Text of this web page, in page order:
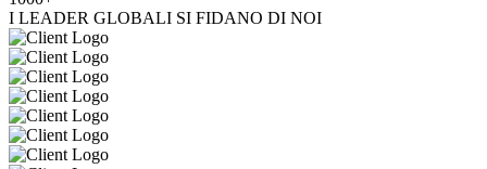
I LEADER GLOBALI SI FIDANO DI NOI